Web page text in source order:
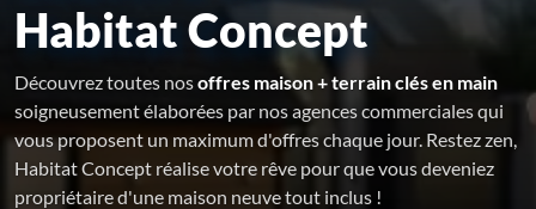
Habitat Concept
Découvrez toutes nosoffres maison + terrain clés en main
soigneusement élaborées par nos agences commerciales qui
vous proposent un maximum d'offres chaque jour. Restez zen,
Habitat Concept réalise votre rêve pour que vous deveniez
propriétaire d'une maison neuve tout inclus !